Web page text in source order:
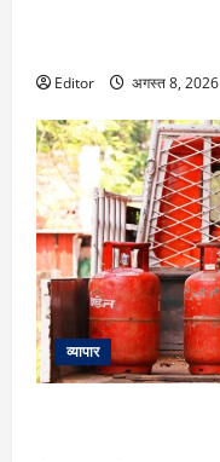
Editor अगस्त 8, 2026
व्यापार